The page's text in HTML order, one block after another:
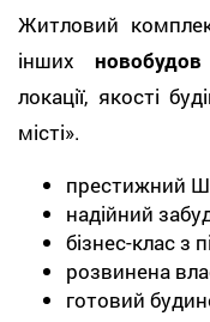
Житловий
інших
локації, якості
місті».
престижний
надійний
бізнес-клас
розвинена
готовий